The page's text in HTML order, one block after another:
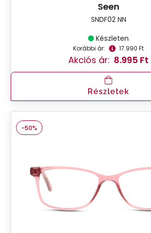
Seen
SNDF02 NN
Készleten
Korábbi ár: 17.990 Ft
Akciós ár: 8.995 Ft
Részletek
-50%